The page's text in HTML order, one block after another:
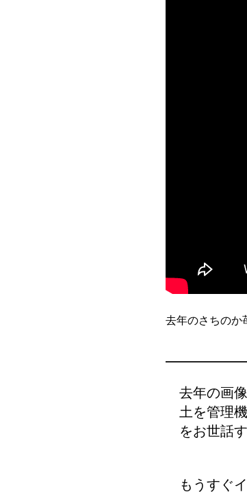
去年のさちのか
去年の画
土を管理
をお世話
もうすぐ